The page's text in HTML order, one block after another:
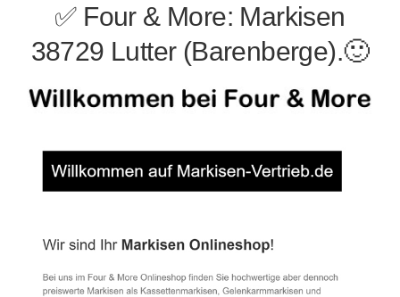
✅ Four & More: Markisen
38729 Lutter (Barenberge).🙂